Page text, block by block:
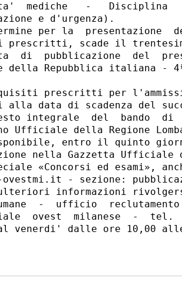
mediche   -   Disciplina
e d'urgenza).
per la  presentazione
prescritti, scade il
di  pubblicazione  del
Repubblica italiana -
prescritti per
alla data di scadenza del
integrale  del  bando  di
Ufficiale della Regione
entro il quinto
nella Gazzetta
«Concorsi ed esami»,
ovestmi.it - sezione:
informazioni
-  ufficio
ovest  milanese  -  tel.
venerdi' dalle ore 10,00